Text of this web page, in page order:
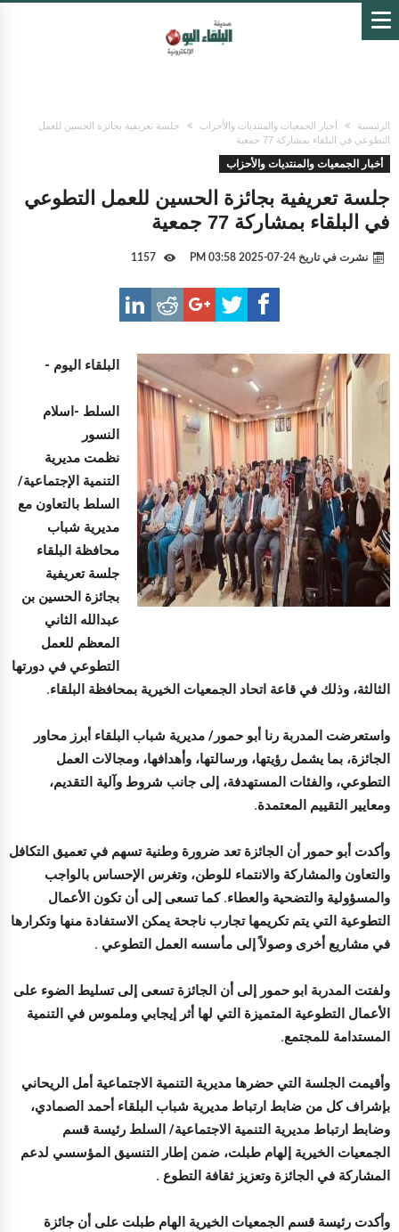
الرئيسية أخبار الجمعيات والمنتديات والأحزاب
جلسة تعريفية بجائزة الحسين للعمل
التطوعي في البلقاء بمشاركة 77 جمعية
أخبار الجمعيات والمنتديات والأحزاب
جلسة تعريفية بجائزة الحسين للعمل التطوعي
في البلقاء بمشاركة 77 جمعية
نشرت في تاريخ 24-07-2025 03:58 PM
البلقاء اليوم -
السلط -اسلام
النسور
نظمت مديرية
التنمية الإجتماعية/
السلط بالتعاون مع
مديرية شباب
محافظة البلقاء
جلسة تعريفية
بجائزة الحسين بن
عبدالله الثاني
المعظم للعمل
التطوعي في دورتها
الثالثة، وذلك في قاعة اتحاد الجمعيات الخيرية بمحافظة البلقاء.
واستعرضت المدربة رنا أبو حمور/ مديرية شباب البلقاء أبرز محاور
الجائزة، بما يشمل رؤيتها، ورسالتها، وأهدافها، ومجالات العمل
التطوعي، والفئات المستهدفة، إلى جانب شروط وآلية التقديم،
ومعايير التقييم المعتمدة.
وأكدت أبو حمور أن الجائزة تعد ضرورة وطنية تسهم في تعميق التكافل
والتعاون والمشاركة والانتماء للوطن، وتغرس الإحساس بالواجب
والمسؤولية والتضحية والعطاء. كما تسعى إلى أن تكون الأعمال
التطوعية التي يتم تكريمها تجارب ناجحة يمكن الاستفادة منها وتكرارها
في مشاريع أخرى وصولاً إلى مأسسه العمل التطوعي .
ولفتت المدربة ابو حمور إلى أن الجائزة تسعى إلى تسليط الضوء على
الأعمال التطوعية المتميزة التي لها أثر إيجابي وملموس في التنمية
المستدامة للمجتمع.
وأقيمت الجلسة التي حضرها مديرية التنمية الاجتماعية أمل الريحاني
بإشراف كل من ضابط ارتباط مديرية شباب البلقاء أحمد الصمادي،
وضابط ارتباط مديرية التنمية الاجتماعية/ السلط رئيسة قسم
الجمعيات الخيرية إلهام طبلت، ضمن إطار التنسيق المؤسسي لدعم
المشاركة في الجائزة وتعزيز ثقافة التطوع .
وأكدت رئيسة قسم الجمعيات الخيرية الهام طبلت على أن جائزة